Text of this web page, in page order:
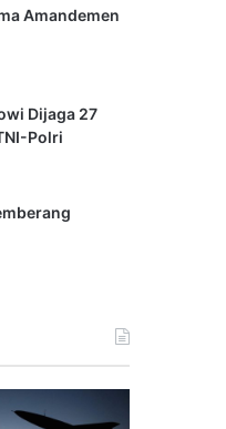
Amandemen
Dijaga 27
Polri